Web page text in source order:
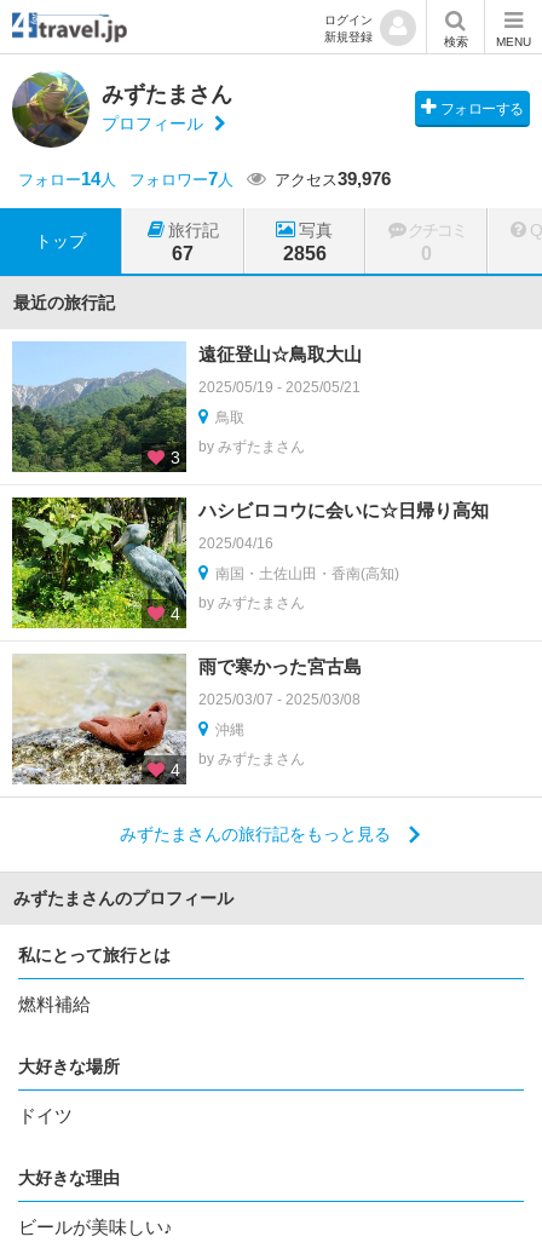
ログイン
新規登録
検索 MENU
みずたまさん
プロフィール
フォローする
フォロー14人 フォロワー7人 アクセス39,976
トップ
旅行記
67
写真
2856
クチコミ
0
最近の旅行記
3
遠征登山☆鳥取大山
2025/05/19 - 2025/05/21
鳥取
by みずたまさん
4
ハシビロコウに会いに☆日帰り高知
2025/04/16
南国・土佐山田・香南(高知)
by みずたまさん
4
雨で寒かった宮古島
2025/03/07 - 2025/03/08
沖縄
by みずたまさん
みずたまさんの旅行記をもっと見る
みずたまさんのプロフィール
私にとって旅行とは
燃料補給
大好きな場所
ドイツ
大好きな理由
ビールが美味しい♪